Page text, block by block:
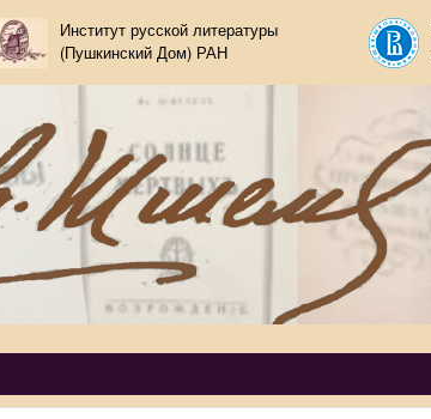
Skip to main content
Институт русской литературы
(Пушкинский Дом) РАН